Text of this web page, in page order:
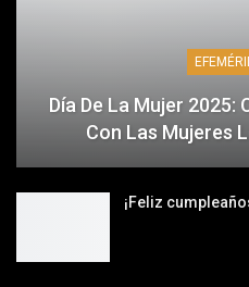
Día De La Mujer 2025:
Con Las Mujeres
¡Feliz